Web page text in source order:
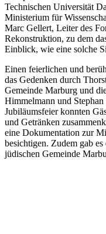
Technischen Universität
Ministerium für
Marc Gellert, Leiter des
Rekonstruktion, zu dem
Einblick, wie eine solche
Einen feierlichen und
das Gedenken durch
Gemeinde Marburg und
Himmelmann und
Jubiläumsfeier konnten
und Getränken
eine Dokumentation zur
besichtigen. Zudem gab
jüdischen Gemeinde